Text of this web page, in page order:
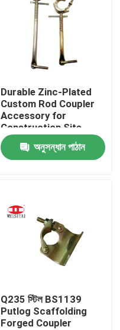
Durable Zinc-Plated
Custom Rod Coupler
Accessory for
Construction Site
Applications
অনুসন্ধান পাঠান
Q235 স্টিল BS1139
Putlog Scaffolding
Forged Coupler